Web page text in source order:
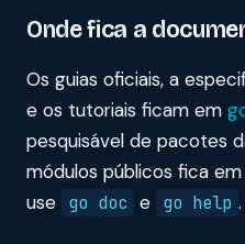
Onde fica a
Os guias oficiais, a
e os tutoriais ficam em
pesquisável de pacotes
módulos públicos fica em
use go doc e go help .